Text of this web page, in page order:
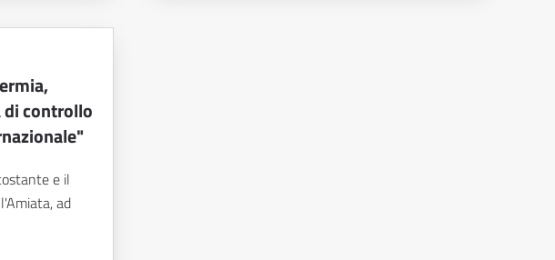
controllo
e il
ad